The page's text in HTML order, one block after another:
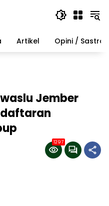
Artikel Opini / Sastra
Jember
1297